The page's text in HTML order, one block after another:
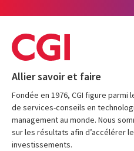
Allier savoir et faire
Fondée en 1976, CGI figure
de services-conseils en
management au monde. Nous
sur les résultats afin d’accélérer
investissements.